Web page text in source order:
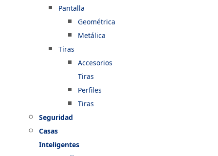
Pantalla
Geométrica
Metálica
Tiras
Accesorios
Tiras
Perfiles
Tiras
Seguridad
Casas
Inteligentes